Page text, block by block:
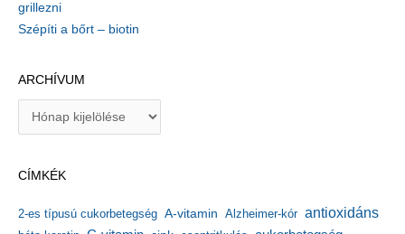
grillezni
Szépíti a bőrt – biotin
ARCHÍVUM
í
u
CÍMKÉK
2-es típusú cukorbetegség A-vitamin Alzheimer-kór antioxidáns